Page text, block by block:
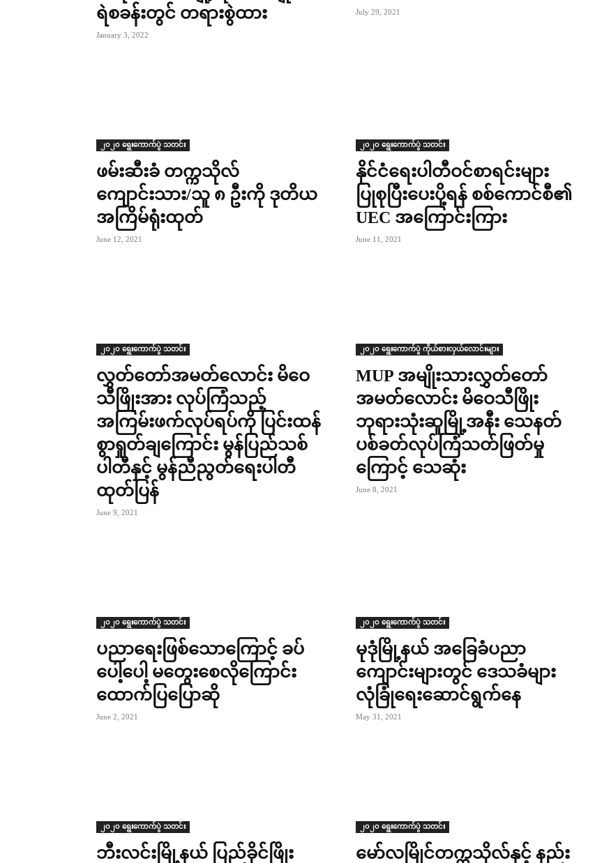
ရဲစခန်းတွင် တရားစွဲထား
January 3, 2022
July 29, 2021
၂၀၂၀ ရွေးကောက်ပွဲ သတင်း
ဖမ်းဆီးခံ တက္ကသိုလ်
ကျောင်းသား/သူ ၈ ဦးကို ဒုတိယ
အကြိမ်ရုံးထုတ်
June 12, 2021
၂၀၂၀ ရွေးကောက်ပွဲ သတင်း
နိုင်ငံရေးပါတီဝင်စာရင်းများ
ပြုစုပြီးပေးပို့ရန် စစ်ကောင်စီ၏
UEC အကြောင်းကြား
June 11, 2021
၂၀၂၀ ရွေးကောက်ပွဲ သတင်း
လွှတ်တော်အမတ်လောင်း မိဝေ
သီဖြိုးအား လုပ်ကြံသည့်
အကြမ်းဖက်လုပ်ရပ်ကို ပြင်းထန်
စွာရှုတ်ချကြောင်း မွန်ပြည်သစ်
ပါတီနှင့် မွန်ညီညွတ်ရေးပါတီ
ထုတ်ပြန်
June 9, 2021
၂၀၂၀ ရွေးကောက်ပွဲ ကိုယ်စားလှယ်လောင်းများ
MUP အမျိုးသားလွှတ်တော်
အမတ်လောင်း မိဝေသီဖြိုး
ဘုရားသုံးဆူမြို့အနီး သေနတ်
ပစ်ခတ်လုပ်ကြံသတ်ဖြတ်မှု
ကြောင့် သေဆုံး
June 8, 2021
၂၀၂၀ ရွေးကောက်ပွဲ သတင်း
ပညာရေးဖြစ်သောကြောင့် ခပ်
ပေါ့ပေါ့ မတွေးစေလိုကြောင်း
ထောက်ပြပြောဆို
June 2, 2021
၂၀၂၀ ရွေးကောက်ပွဲ သတင်း
မုဒုံမြို့နယ် အခြေခံပညာ
ကျောင်းများတွင် ဒေသခံများ
လုံခြုံရေးဆောင်ရွက်နေ
May 31, 2021
၂၀၂၀ ရွေးကောက်ပွဲ သတင်း
ဘီးလင်းမြို့နယ် ပြည်ခိုင်ဖြိုး
၂၀၂၀ ရွေးကောက်ပွဲ သတင်း
မော်လမြိုင်တက္ကသိုလ်နှင့် နည်း